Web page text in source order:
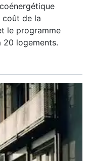
coût de la
le programme
20 logements.